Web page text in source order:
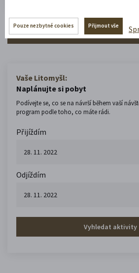
Zobrazit celý městský
Vaše Litomyšl:
Naplánujte si pobyt
Podívejte se, co se na návrší během vaší
program podle toho, co máte rádi.
Přijíždím
Odjíždím
Vyhledat aktivity
Pouze nezbytné cookies Přijmout vše